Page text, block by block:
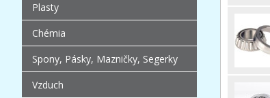
Plasty
Chémia
Spony, Pásky, Mazničky, Segerky
Vzduch